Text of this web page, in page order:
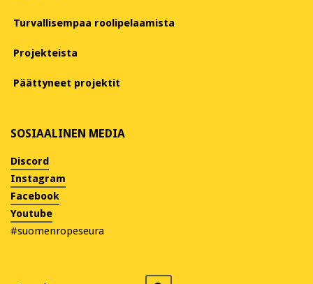
Turvallisempaa roolipelaamista
Projekteista
Päättyneet projektit
SOSIAALINEN MEDIA
Discord
Instagram
Facebook
Youtube
#suomenropeseura